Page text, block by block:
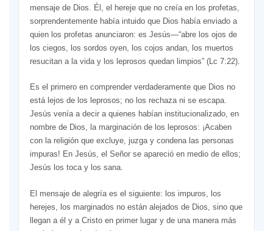
mensaje de Dios. Él, el hereje que no creía en los profetas,
sorprendentemente había intuido que Dios había enviado a
quien los profetas anunciaron: es Jesús—“abre los ojos de
los ciegos, los sordos oyen, los cojos andan, los muertos
resucitan a la vida y los leprosos quedan limpios” (Lc 7:22).
Es el primero en comprender verdaderamente que Dios no
está lejos de los leprosos; no los rechaza ni se escapa.
Jesús venía a decir a quienes habían institucionalizado, en
nombre de Dios, la marginación de los leprosos: ¡Acaben
con la religión que excluye, juzga y condena las personas
impuras! En Jesús, el Señor se apareció en medio de ellos;
Jesús los toca y los sana.
El mensaje de alegría es el siguiente: los impuros, los
herejes, los marginados no están alejados de Dios, sino que
llegan a él y a Cristo en primer lugar y de una manera más